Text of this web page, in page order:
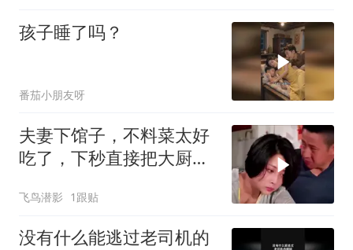
孩子睡了吗？
番茄小朋友呀
夫妻下馆子，不料菜太好
吃了，下秒直接把大厨请
飞鸟潜影 1跟贴
没有什么能逃过老司机的